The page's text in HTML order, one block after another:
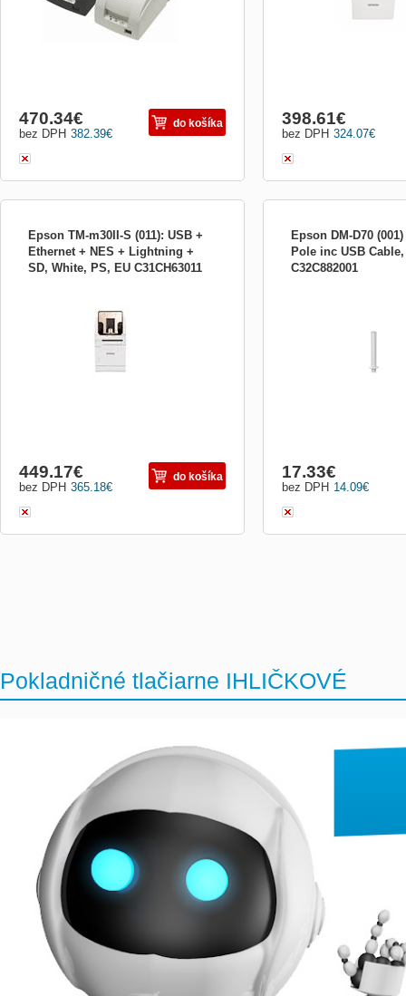
382.39€
bez DPH
470.34€ do košíka
324.07€
bez DPH
398.61€
Epson TM-m30II-S (011): USB +
Ethernet + NES + Lightning +
SD, White, PS, EU C31CH63011
m30II-S je kompaktní, stylové multifunkční
mobilní řešení mPOS, které spojuje
tiskárnu a stojan na tablet, čímž uvolňuje
místo na prodejně....
365.18€
bez DPH
449.17€ do košíka
Epson DM-D70
Pole inc USB
C32C882001
14.09€
bez DPH
17.33€
Pokladničné tlačiarne IHLIČKOVÉ